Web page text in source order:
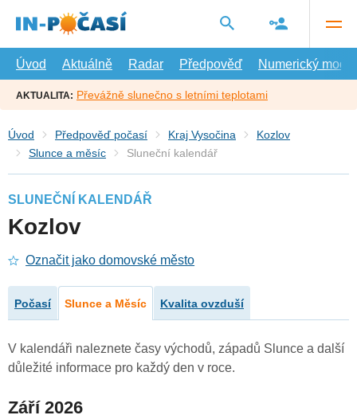
hlavní
Úvod
Aktuálně Radar Předpověď Numerický model
AKTUALITA: Převážně slunečno s letními teplotami
Úvod Předpověď počasí Kraj Vysočina
Kozlov
Slunce a měsíc
Sluneční kalendář
SLUNEČNÍ KALENDÁŘ
Kozlov
Označit jako domovské město
Počasí Slunce a Měsíc Kvalita ovzduší
V kalendáři naleznete časy východů, západů Slunce a další
důležité informace pro každý den v roce.
Září 2026